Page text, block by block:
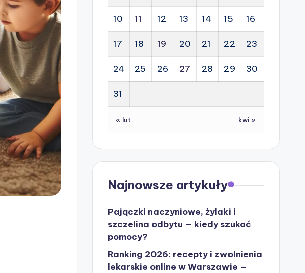
10 11 12 13 14 15 16
17 18 19 20 21 22 23
24 25 26 27 28 29 30
31
« lut kwi »
Najnowsze artykuły
Pajączki naczyniowe, żylaki i
szczelina odbytu — kiedy szukać
pomocy?
Ranking 2026: recepty i zwolnienia
lekarskie online w Warszawie —